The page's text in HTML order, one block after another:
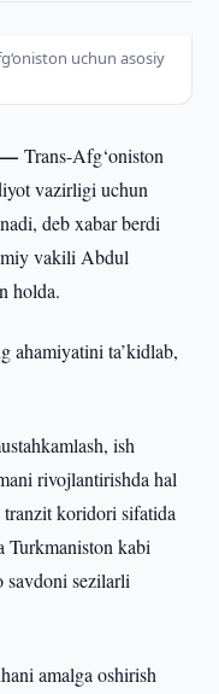
uchun asosiy
—Trans-Afg‘oniston
vazirligi uchun
deb xabar berdi
vakili Abdul
holda.
ahamiyatini ta’kidlab,
ish
rivojlantirishda hal
koridori sifatida
kabi
savdoni sezilarli
amalga oshirish